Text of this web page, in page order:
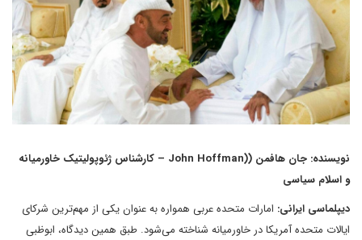
نویسنده: جان هافمن ((John Hoffman – کارشناس ژئوپولیتیک خاورمیانه
و اسلام سیاسی
دیپلماسی ایرانی: امارات متحده عربی همواره به عنوان یکی از مهم‌ترین شرکای
ایالات متحده آمریکا در خاورمیانه شناخته می‌شود. طبق همین دیدگاه، ابوظبی